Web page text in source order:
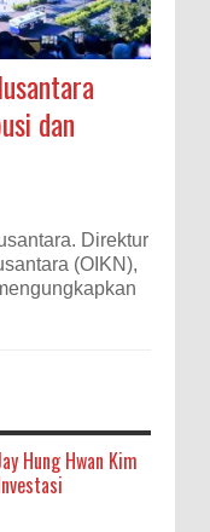
dan
Direktur
(OIKN),
Hung Hwan Kim